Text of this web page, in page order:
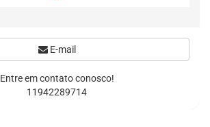
E-mail
Entre em contato conosco!
11942289714